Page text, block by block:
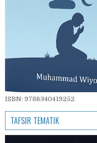
ISBN: 9786340419252
TAFSIR TEMATIK